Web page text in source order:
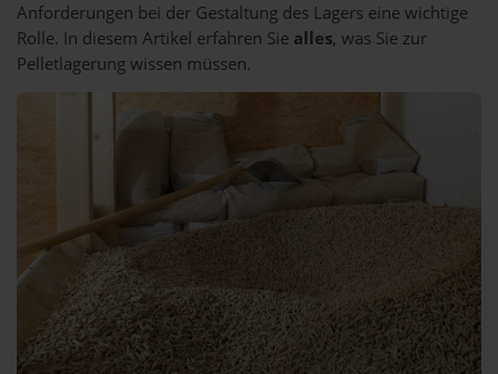
Anforderungen bei der Gestaltung des Lagers eine wichtige
Rolle. In diesem Artikel erfahren Sie alles, was Sie zur
Pelletlagerung wissen müssen.